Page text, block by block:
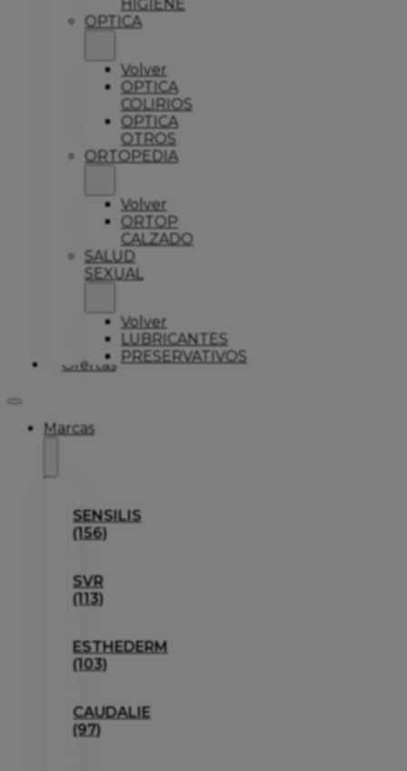
HIGIENE
OPTICA
Volver
OPTICA
COLIRIOS
OPTICA
OTROS
ORTOPEDIA
Volver
ORTOP
CALZADO
SALUD
SEXUAL
Volver
LUBRICANTES
PRESERVATIVOS
Ofertas
Marcas
SENSILIS
(156)
SVR
(113)
ESTHEDERM
(103)
CAUDALIE
(97)